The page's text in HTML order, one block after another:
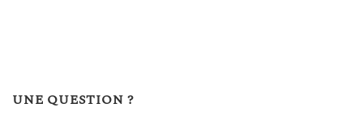
UNE QUESTION ?